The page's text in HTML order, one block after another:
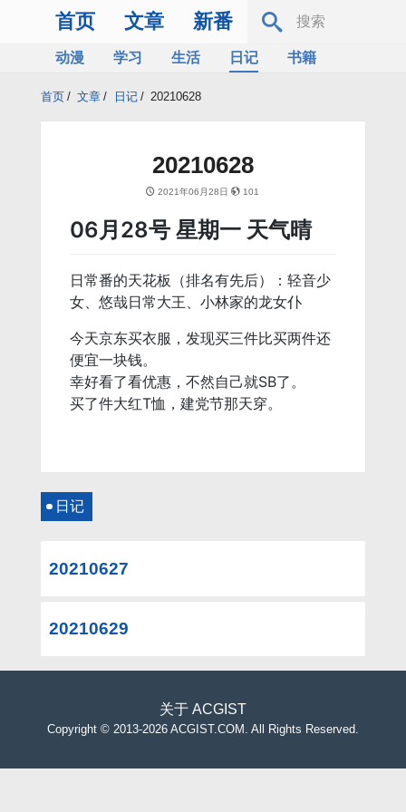
首页 文章 新番
动漫 学习 生活 日记
书籍
首页 / 文章 / 日记 / 20210628
20210628
2021年06月28日 101
06月28号 星期一 天气晴
日常番的天花板（排名有先后）：轻音少
女、悠哉日常大王、小林家的龙女仆
今天京东买衣服，发现买三件比买两件还
便宜一块钱。
幸好看了看优惠，不然自己就SB了。
买了件大红T恤，建党节那天穿。
日记
20210627
20210629
关于 ACGIST
Copyright © 2013-2026 ACGIST.COM. All Rights Reserved.